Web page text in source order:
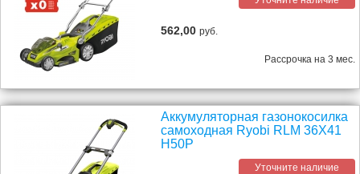
562,00руб.
Рассрочка на 3 мес.
Аккумуляторная газонокосилка
самоходная Ryobi RLM 36X41
H50P
Уточните наличие